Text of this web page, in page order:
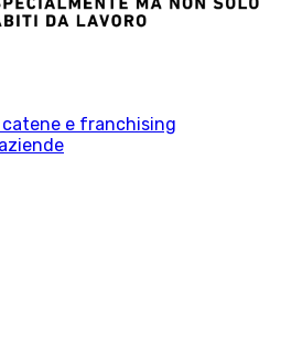
e franchising